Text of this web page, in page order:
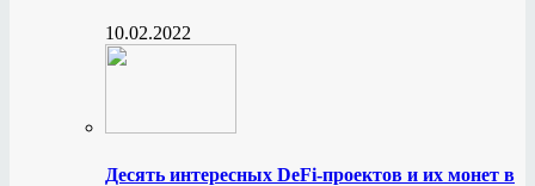
10.02.2022
Десять интересных DeFi-проектов и их монет в